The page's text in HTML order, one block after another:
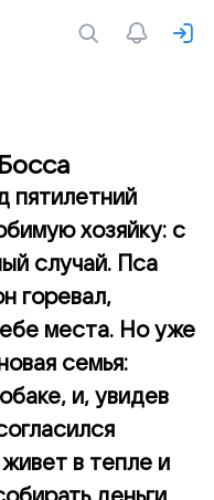
пятилетний
хозяйку: с
случай. Пса
горевал,
места. Но уже
семья:
и, увидев
в тепле и